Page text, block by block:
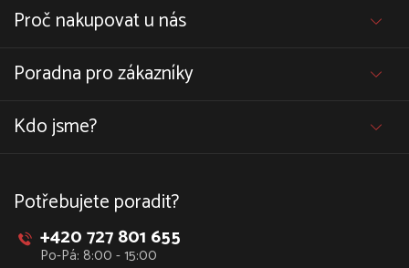
Proč nakupovat u nás
Poradna pro zákazníky
Kdo jsme?
Potřebujete poradit?
+420 727 801 655
Po-Pá: 8:00 - 15:00